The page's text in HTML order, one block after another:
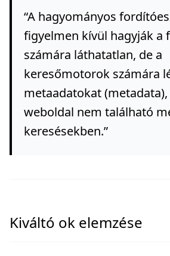
“A hagyományos
figyelmen kívül hagyják a
számára láthatatlan, de a
keresőmotorok számára
metaadatokat
weboldal nem található
keresésekben.”
Kiváltó ok elemzése